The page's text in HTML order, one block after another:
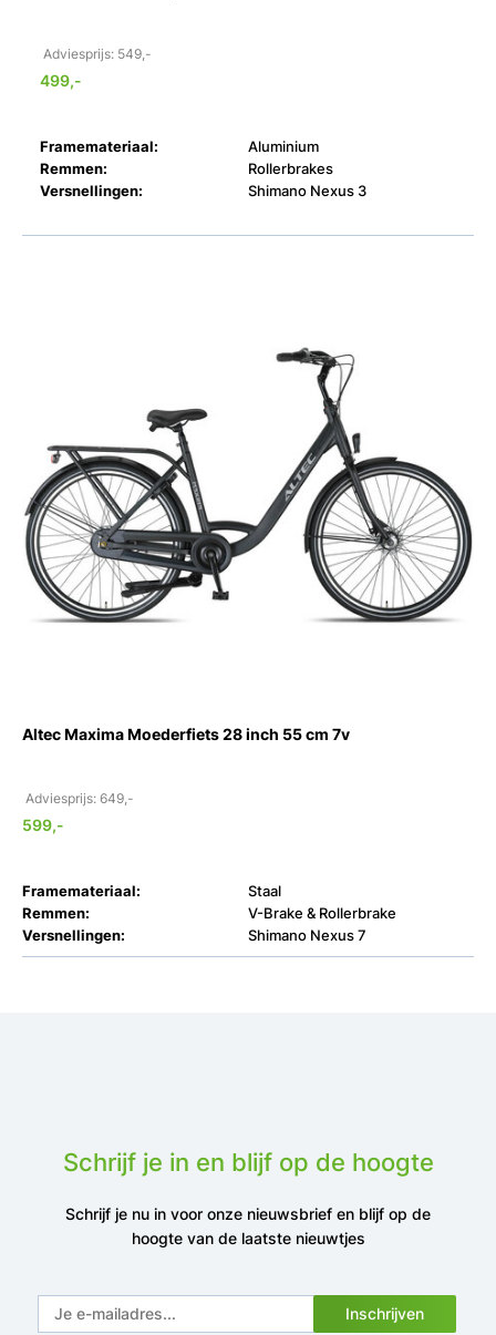
Adviesprijs: 549,-
499,-
Framemateriaal:
Aluminium
Remmen:
Rollerbrakes
Versnellingen:
Shimano Nexus 3
Altec Maxima Moederfiets 28 inch 55 cm 7v
Adviesprijs: 649,-
599,-
Framemateriaal:
Staal
Remmen:
V-Brake & Rollerbrake
Versnellingen:
Shimano Nexus 7
Schrijf je in en blijf op de hoogte
Schrijf je nu in voor onze nieuwsbrief en blijf op de
hoogte van de laatste nieuwtjes
Inschrijven